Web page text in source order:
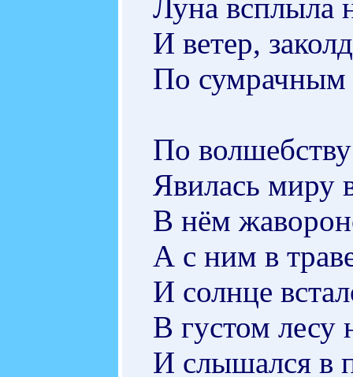
Луна всплыла
И ветер,
По
По
Явилась миру
В нём
А с ним в
И солнце
В густом лесу
И слышался в